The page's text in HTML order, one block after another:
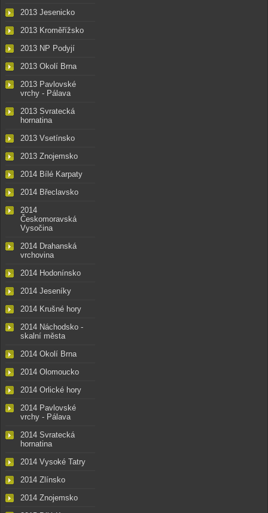
2013 Jesenicko
2013 Kroměřížsko
2013 NP Podyjí
2013 Okolí Brna
2013 Pavlovské
vrchy - Pálava
2013 Svratecká
hornatina
2013 Vsetínsko
2013 Znojemsko
2014 Bílé Karpaty
2014 Břeclavsko
2014
Českomoravská
Vysočina
2014 Drahanská
vrchovina
2014 Hodonínsko
2014 Jeseníky
2014 Krušné hory
2014 Náchodsko -
skalní města
2014 Okolí Brna
2014 Olomoucko
2014 Orlické hory
2014 Pavlovské
vrchy - Pálava
2014 Svratecká
hornatina
2014 Vysoké Tatry
2014 Zlínsko
2014 Znojemsko